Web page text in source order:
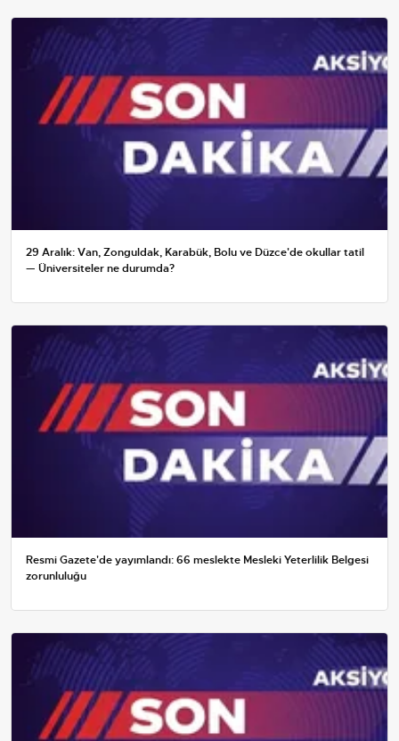
29 Aralık: Van, Zonguldak, Karabük, Bolu ve Düzce'de okullar tatil
— Üniversiteler ne durumda?
Resmi Gazete'de yayımlandı: 66 meslekte Mesleki Yeterlilik Belgesi
zorunluluğu